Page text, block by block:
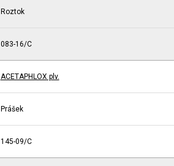
Roztok
083-16/C
ACETAPHLOX plv.
Prášek
145-09/C